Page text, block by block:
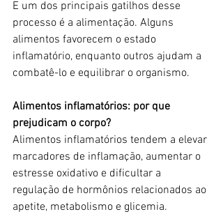
E um dos principais gatilhos desse
processo é a alimentação. Alguns
alimentos favorecem o estado
inflamatório, enquanto outros ajudam a
combatê-lo e equilibrar o organismo.
Alimentos inflamatórios: por que
prejudicam o corpo?
Alimentos inflamatórios tendem a elevar
marcadores de inflamação, aumentar o
estresse oxidativo e dificultar a
regulação de hormônios relacionados ao
apetite, metabolismo e glicemia.